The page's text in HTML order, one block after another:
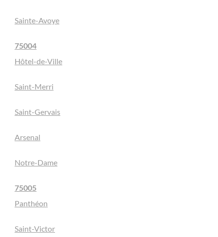
Sainte-Avoye
75004
Hôtel-de-Ville
Saint-Merri
Saint-Gervais
Arsenal
Notre-Dame
75005
Panthéon
Saint-Victor